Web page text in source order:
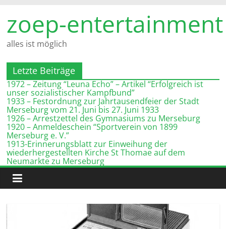
Inhalt
springen
zoep-entertainment
alles ist möglich
Letzte Beiträge
1972 – Zeitung “Leuna Echo” – Artikel “Erfolgreich ist
unser sozialistischer Kampfbund”
1933 – Festordnung zur Jahrtausendfeier der Stadt
Merseburg vom 21. Juni bis 27. Juni 1933
1926 – Arrestzettel des Gymnasiums zu Merseburg
1920 – Anmeldeschein “Sportverein von 1899
Merseburg e. V.”
1913-Erinnerungsblatt zur Einweihung der
wiederhergestellten Kirche St Thomae auf dem
Neumarkte zu Merseburg